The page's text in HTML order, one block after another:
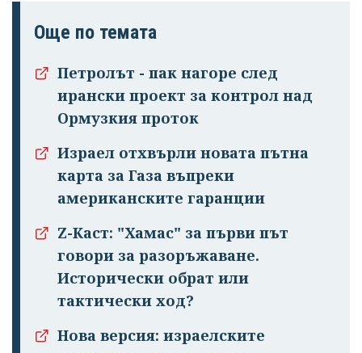
Още по темата
Петролът - пак нагоре след
ирански проект за контрол над
Ормузкия проток
Израел отхвърли новата пътна
карта за Газа въпреки
американските гаранции
Z-Каст: "Хамас" за първи път
говори за разоръжаване.
Исторически обрат или
тактически ход?
Нова версия: израелските